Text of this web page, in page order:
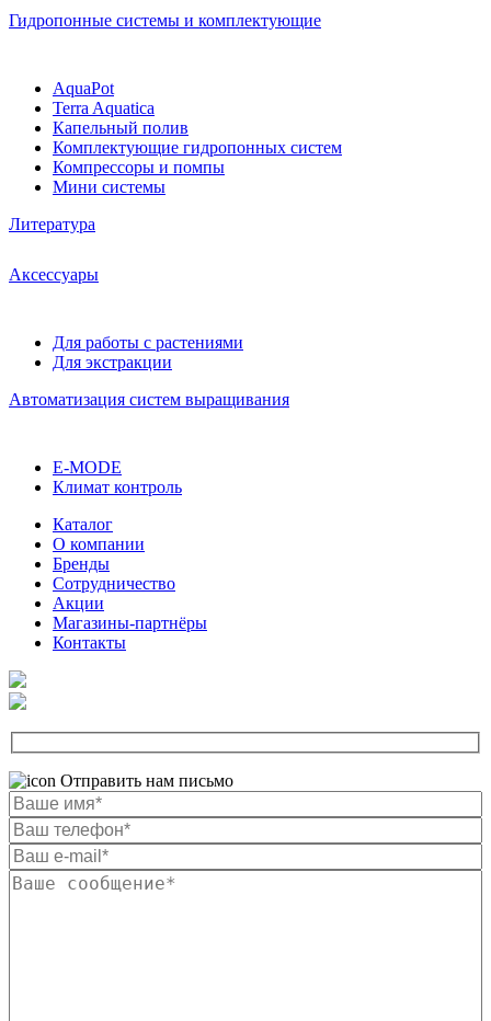
Гидропонные системы и комплектующие
AquaPot
Terra Aquatica
Капельный полив
Комплектующие гидропонных систем
Компрессоры и помпы
Мини системы
Литература
Аксессуары
Для работы с растениями
Для экстракции
Автоматизация систем выращивания
E-MODE
Климат контроль
Каталог
О компании
Бренды
Сотрудничество
Акции
Магазины-партнёры
Контакты
Отправить нам письмо